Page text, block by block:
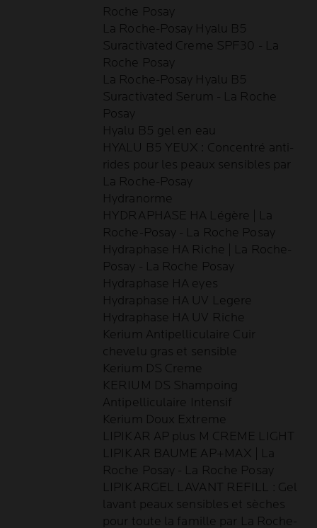
Roche Posay
La Roche-Posay Hyalu B5
Suractivated Creme SPF30 - La
Roche Posay
La Roche-Posay Hyalu B5
Suractivated Serum - La Roche
Posay
Hyalu B5 gel en eau
HYALU B5 YEUX : Concentré anti-
rides pour les peaux sensibles par
La Roche-Posay
Hydranorme
HYDRAPHASE HA Légère | La
Roche-Posay - La Roche Posay
Hydraphase HA Riche | La Roche-
Posay - La Roche Posay
Hydraphase HA eyes
Hydraphase HA UV Legere
Hydraphase HA UV Riche
Kerium Antipelliculaire Cuir
chevelu gras et sensible
Kerium DS Creme
KERIUM DS Shampoing
Antipelliculaire Intensif
Kerium Doux Extreme
LIPIKAR AP plus M CREME LIGHT
LIPIKAR BAUME AP+MAX | La
Roche Posay - La Roche Posay
LIPIKARGEL LAVANT REFILL : Gel
lavant peaux sensibles et sèches
pour toute la famille par La Roche-